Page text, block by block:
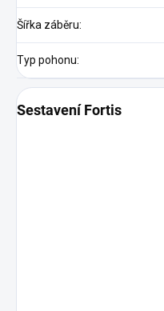
Šířka záběru:
Typ pohonu:
Sestavení Fortis